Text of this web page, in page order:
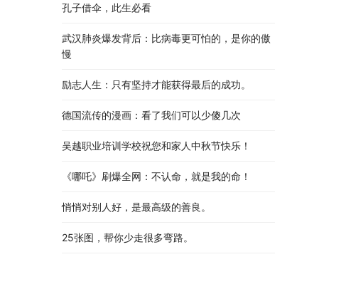
孔子借伞，此生必看
武汉肺炎爆发背后：比病毒更可怕的，是你的傲
慢
励志人生：只有坚持才能获得最后的成功。
德国流传的漫画：看了我们可以少傻几次
吴越职业培训学校祝您和家人中秋节快乐​！​
《哪吒》刷爆全网：不认命，就是我的命！
悄悄对别人好，是最高级的善良。
25张图，帮你少走很多弯路。